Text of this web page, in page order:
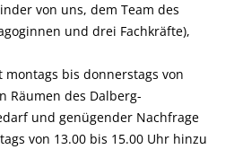
von uns, dem Team des
und drei Fachkräfte),
bis donnerstags von
Räumen des Dalberg-
und genügender Nachfrage
von 13.00 bis 15.00 Uhr hinzu